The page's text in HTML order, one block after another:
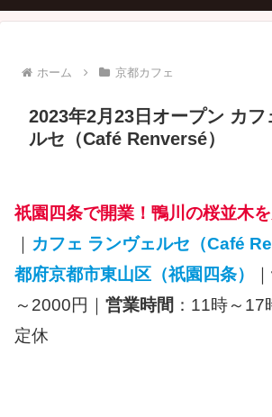
ホーム 京都カフェ
2023年2月23日オープン カフ
ルセ（Café Renversé）
祇園四条で開業！鴨川の桜並木
カフェ ランヴェルセ（Café
都府京都市東山区（祇園四条）
～2000円｜ 営業時間 ：11時～17
定休